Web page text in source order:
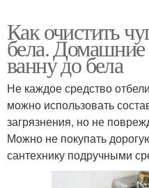
Как очистить
бела. Домашние
ванну до бела
Не каждое средство
можно использовать
загрязнения, но не
Можно не покупать
сантехнику подручными